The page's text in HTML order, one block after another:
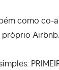
como co-
Airbnb.